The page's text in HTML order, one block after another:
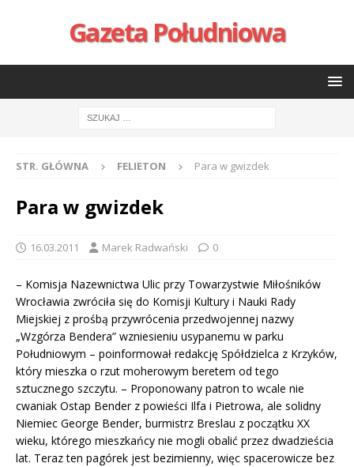
Gazeta Południowa
STR. GŁÓWNA FELIETON Para w gwizdek
Para w gwizdek
16.03.2011 Marek Radwański 0
– Komisja Nazewnictwa Ulic przy Towarzystwie Miłośników
Wrocławia zwróciła się do Komisji Kultury i Nauki Rady
Miejskiej z prośbą przywrócenia przedwojennej nazwy
„Wzgórza Bendera” wzniesieniu usypanemu w parku
Południowym – poinformował redakcję Spółdzielca z Krzyków,
który mieszka o rzut moherowym beretem od tego
sztucznego szczytu. – Proponowany patron to wcale nie
cwaniak Ostap Bender z powieści Ilfa i Pietrowa, ale solidny
Niemiec George Bender, burmistrz Breslau z początku XX
wieku, którego mieszkańcy nie mogli obalić przez dwadzieścia
lat. Teraz ten pagórek jest bezimienny, więc spacerowicze bez